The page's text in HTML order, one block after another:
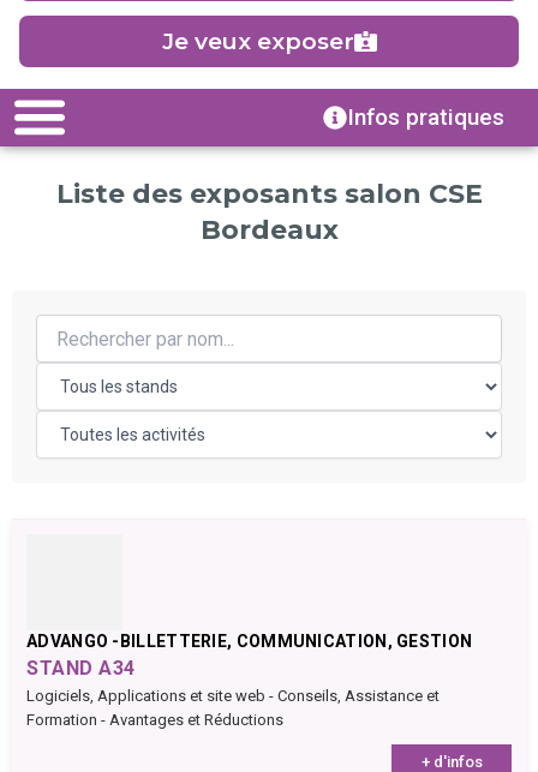
Je veux exposer
Infos pratiques
Liste des exposants salon CSE
Bordeaux
ADVANGO -BILLETTERIE, COMMUNICATION, GESTION
STAND A34
Logiciels, Applications et site web - Conseils, Assistance et
Formation - Avantages et Réductions
+ d'infos